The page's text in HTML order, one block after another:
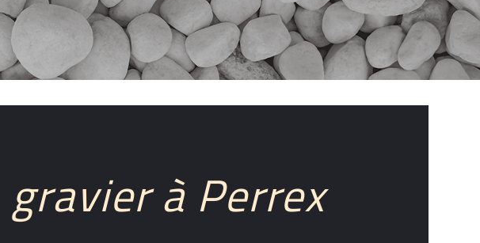
gravier à Perrex